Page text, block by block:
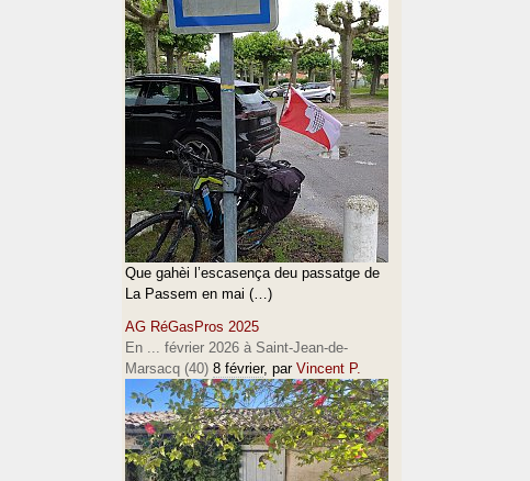
Que gahèi l’escasença deu passatge de
La Passem en mai (…)
AG RéGasPros 2025
En ... février 2026 à Saint-Jean-de-
Marsacq (40) 8 février, par Vincent P.